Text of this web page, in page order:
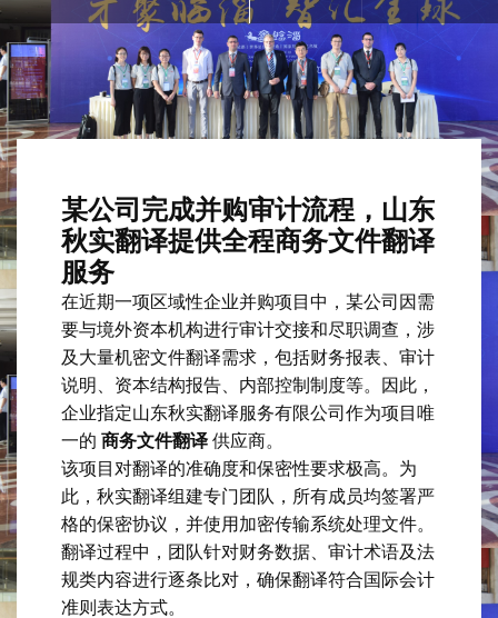
某公司完成并购审计流程，山东
秋实翻译提供全程商务文件翻译
服务
在近期一项区域性企业并购项目中，某公司因需
要与境外资本机构进行审计交接和尽职调查，涉
及大量机密文件翻译需求，包括财务报表、审计
说明、资本结构报告、内部控制制度等。因此，
企业指定山东秋实翻译服务有限公司作为项目唯
一的 商务文件翻译 供应商。
该项目对翻译的准确度和保密性要求极高。为
此，秋实翻译组建专门团队，所有成员均签署严
格的保密协议，并使用加密传输系统处理文件。
翻译过程中，团队针对财务数据、审计术语及法
规类内容进行逐条比对，确保翻译符合国际会计
准则表达方式。